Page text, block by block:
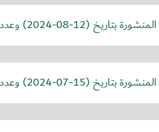
المنشورة بتاريخ (2024-08-12
)
المنشورة بتاريخ (2024-07-15
)